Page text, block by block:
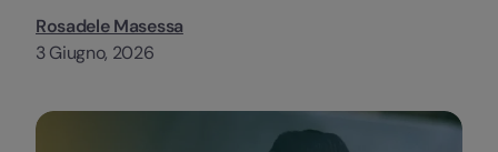
Rosadele Masessa
3 Giugno, 2026